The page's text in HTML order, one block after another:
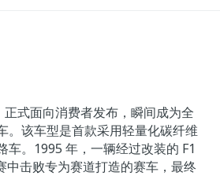
式面向消费者发布，瞬间成为全
。该车型是首款采用轻量化碳纤维
车。1995 年，一辆经过改装的 F1
中击败专为赛道打造的赛车，最终